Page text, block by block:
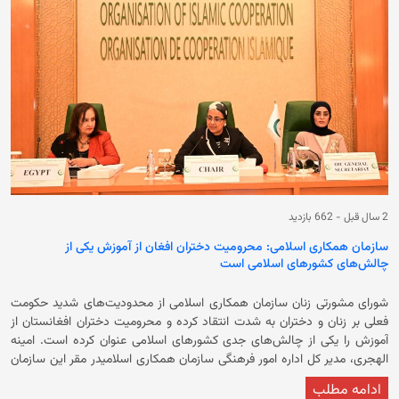
جمهوری تاتارستان آغاز به کار کرده و تا پنج‌شنبه، سوم عقرب، ادامه داشت.
کشورهای عضو بریکس، بر رعایت حقوق اساسی همه‌ی شهروندان افغانستان
به‌ویژه زنان و دختران تاکید کردند. آنان همچنان از حکومت فعلی خواستند که
ممنوعیت آموزش دختران و زنان را لغو کنند. رهبران روسیه، چین، هند و دیگر
کشورهای عضو بریکس بر حل‌وفصل مسالمت‌آمیز و فوری مسائل در مورد
افغانستان تاکید کردند. این در حالی است که حکومت فعلی بیش‌تر از سه سال
می‌شود که مکتب‌های دخترانه‌ی بالاتر از صنف ششم را بسته و زنان را از رفتن
به دانشگاه‌ها منع کرده است. مخالفان حکومت فعلی، اقدام‌های این گروه را
«زن ستیزانه» خوانده و آن را مصداق از «آپارتاید جنسیتی» می‌دانند.
2 سال قبل - 662 بازدید
سازمان همکاری‌ اسلامی: محرومیت دختران افغان از آموزش یکی از
چالش‌های کشورهای اسلامی است
شورای مشورتی زنان سازمان همکاری اسلامی از محدودیت‌های شدید حکومت
فعلی بر زنان و دختران به شدت انتقاد کرده و محرومیت دختران افغانستان از
آموزش را یکی از چالش‌های جدی کشورهای اسلامی عنوان کرده است. امینه
الهجری، مدیر کل اداره امور فرهنگی سازمان همکاری اسلامیدر مقر این سازمان
در شهر جده گفته است که زنان در کشورهای اسلامی متأثر از جنگ‌های ویرانگر
ادامه مطلب